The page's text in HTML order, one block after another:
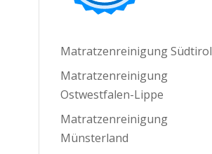
Matratzenreinigung Südtirol
Matratzenreinigung
Ostwestfalen-Lippe
Matratzenreinigung
Münsterland